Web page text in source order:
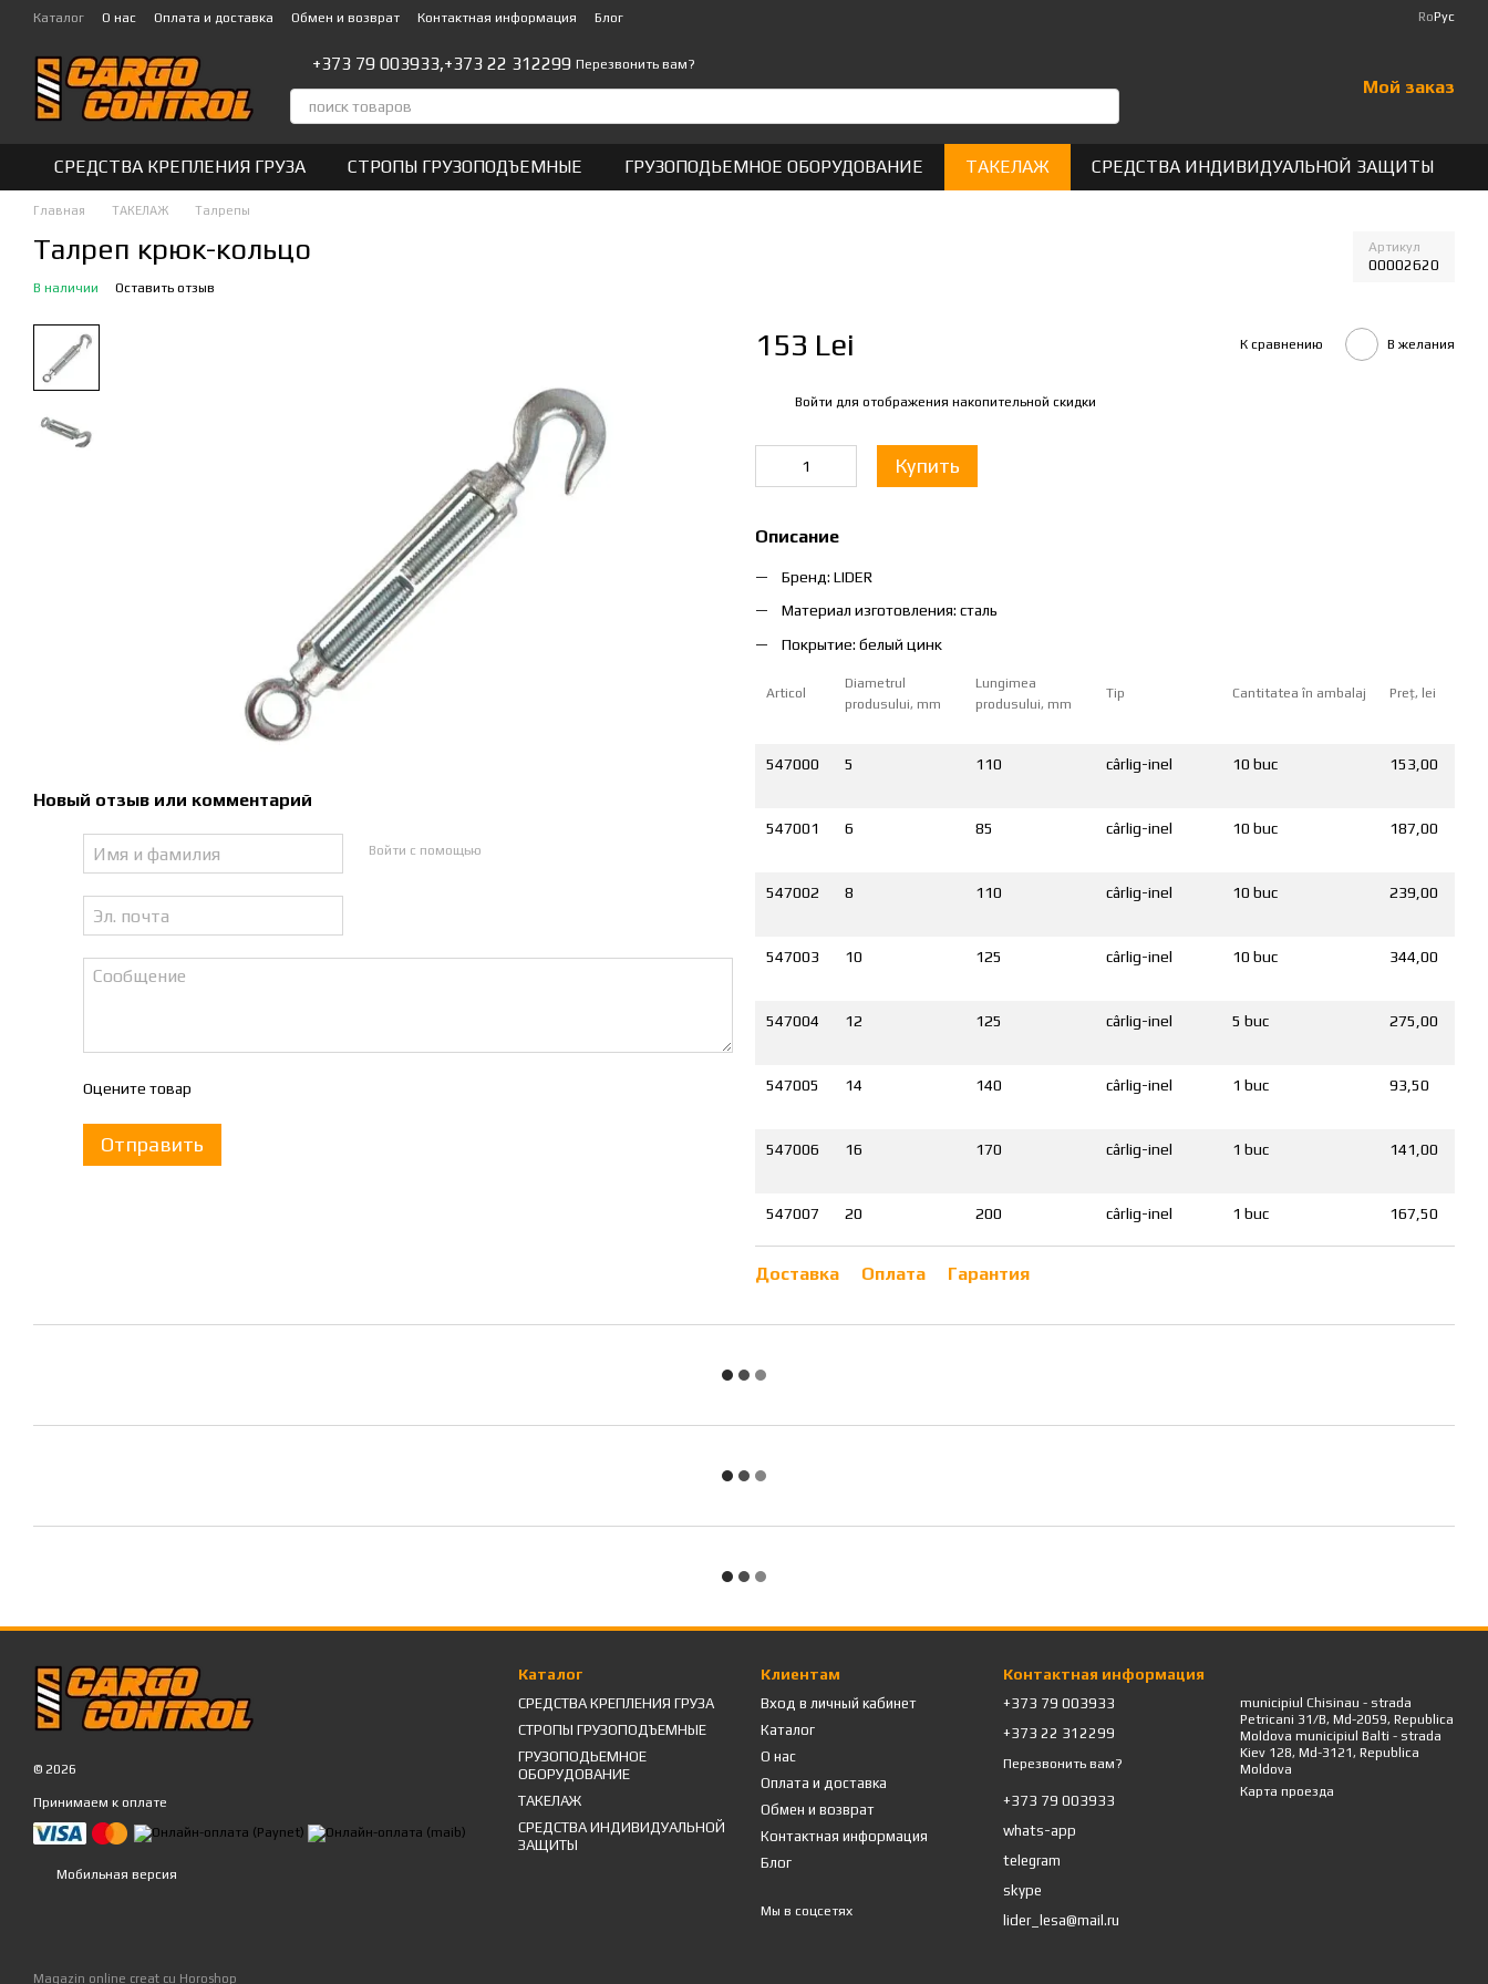
Перейти к основному контенту
Каталог О нас Оплата и доставка Обмен и возврат Контактная информация Блог RoРус
+373 79 003933,+373 22 312299 Перезвонить вам?
Мой заказ
СРЕДСТВА КРЕПЛЕНИЯ ГРУЗА СТРОПЫ ГРУЗОПОДЪЕМНЫЕ ГРУЗОПОДЬЕМНОЕ ОБОРУДОВАНИЕ ТАКЕЛАЖ СРЕДСТВА ИНДИВИДУАЛЬНОЙ ЗАЩИТЫ
Главная ТАКЕЛАЖ Талрепы
Талреп крюк-кольцо Артикул
00002620
В наличии Оставить отзыв
Новый отзыв или комментарий
Войти с помощью
Оцените товар
Отправить
153 Lei К сравнению В желания
Войти для отображения накопительной скидки
Купить
Описание
Бренд: LIDER
Материал изготовления: сталь
Покрытие: белый цинк
Articol
Diametrul
produsului, mm
Lungimea
produsului, mm
Tip Cantitatea în ambalaj Preț, lei
547000 5 110 cârlig-inel 10 buc 153,00
547001 6 85 cârlig-inel 10 buc 187,00
547002 8 110 cârlig-inel 10 buc 239,00
547003 10 125 cârlig-inel 10 buc 344,00
547004 12 125 cârlig-inel 5 buc 275,00
547005 14 140 cârlig-inel 1 buc 93,50
547006 16 170 cârlig-inel 1 buc 141,00
547007 20 200 cârlig-inel 1 buc 167,50
Доставка Оплата Гарантия
© 2026
Принимаем к оплате
Мобильная версия
Magazin online creat cu Horoshop
Каталог
СРЕДСТВА КРЕПЛЕНИЯ ГРУЗА
СТРОПЫ ГРУЗОПОДЪЕМНЫЕ
ГРУЗОПОДЬЕМНОЕ
ОБОРУДОВАНИЕ
ТАКЕЛАЖ
СРЕДСТВА ИНДИВИДУАЛЬНОЙ
ЗАЩИТЫ
Клиентам
Вход в личный кабинет
Каталог
О нас
Оплата и доставка
Обмен и возврат
Контактная информация
Блог
Мы в соцсетях
Контактная информация
+373 79 003933
+373 22 312299
Перезвонить вам?
+373 79 003933
whats-app
telegram
skype
lider_lesa@mail.ru
municipiul Chisinau - strada
Petricani 31/B, Md-2059, Republica
Moldova municipiul Balti - strada
Kiev 128, Md-3121, Republica
Moldova
Карта проезда